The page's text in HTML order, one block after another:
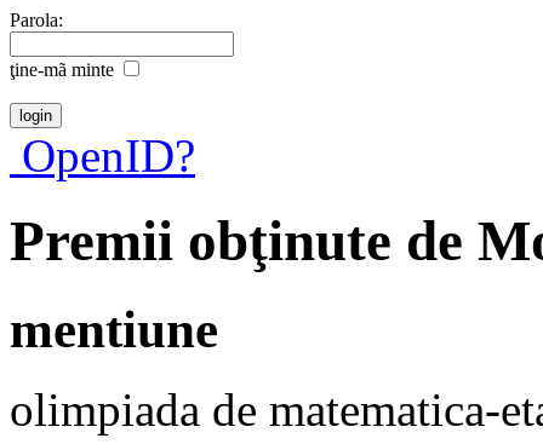
Parola:
ţine-mã minte
OpenID?
Premii obţinute de
mentiune
olimpiada de matematica-